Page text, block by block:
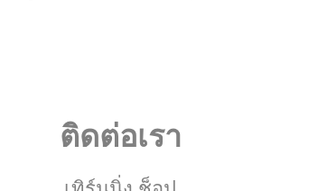
ติดต่อเรา